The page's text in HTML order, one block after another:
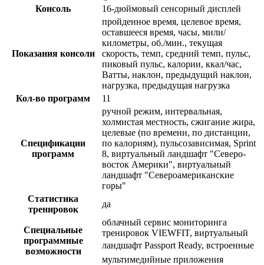
Консоль
16-дюймовый сенсорный дисплей
Показания консоли
пройденное время, целевое время,
оставшееся время, часы, мили/
километры, об./мин., текущая
скорость, темп, средний темп, пульс,
пиковый пульс, калории, ккал/час,
Ватты, наклон, предыдущий наклон,
нагрузка, предыдущая нагрузка
Кол-во программ
11
Спецификации
программ
ручной режим, интервальная,
холмистая местность, сжигание жира,
целевые (по времени, по дистанции,
по калориям), пульсозависимая, Sprint
8, виртуальный ландшафт "Северо-
восток Америки", виртуальный
ландшафт "Североамериканские
горы"
Статистика
тренировок
да
Специальные
программные
возможности
облачный сервис мониторинга
тренировок VIEWFIT, виртуальный
ландшафт Passport Ready, встроенные
мультимедийные приложения